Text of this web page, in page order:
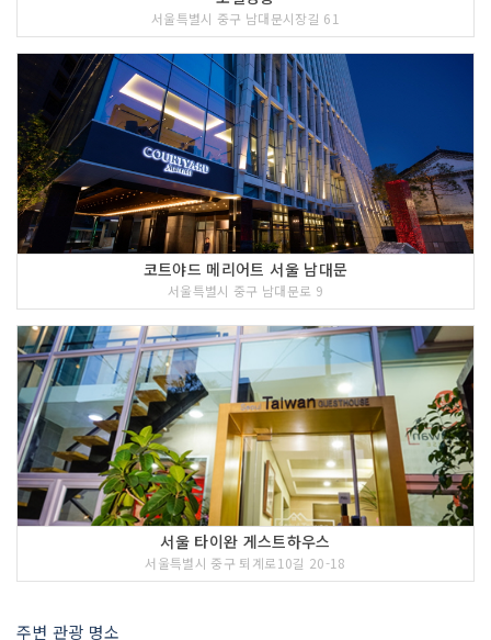
서울특별시 중구 남대문시장길 61
코트야드 메리어트 서울 남대문
서울특별시 중구 남대문로 9
서울 타이완 게스트하우스
서울특별시 중구 퇴계로10길 20-18
주변 관광 명소